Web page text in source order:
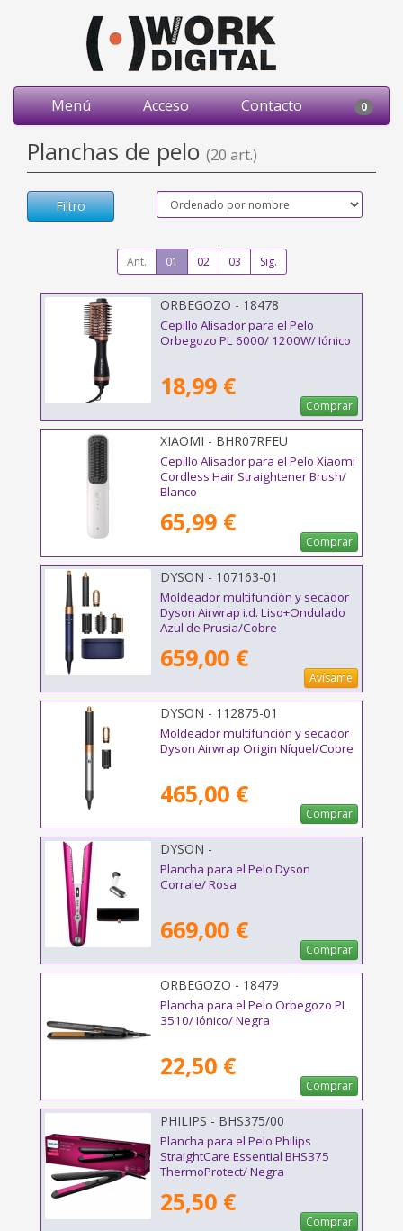
Menú Acceso Contacto 0
Planchas de pelo (20 art.)
Filtro
Ant. 01 02 03 Sig.
ORBEGOZO - 18478
Cepillo Alisador para el Pelo
Orbegozo PL 6000/ 1200W/ Iónico
18,99 €
Comprar
XIAOMI - BHR07RFEU
Cepillo Alisador para el Pelo Xiaomi
Cordless Hair Straightener Brush/
Blanco
65,99 €
Comprar
DYSON - 107163-01
Moldeador multifunción y secador
Dyson Airwrap i.d. Liso+Ondulado
Azul de Prusia/Cobre
659,00 €
Avísame
DYSON - 112875-01
Moldeador multifunción y secador
Dyson Airwrap Origin Níquel/Cobre
465,00 €
Comprar
DYSON -
Plancha para el Pelo Dyson
Corrale/ Rosa
669,00 €
Comprar
ORBEGOZO - 18479
Plancha para el Pelo Orbegozo PL
3510/ Iónico/ Negra
22,50 €
Comprar
PHILIPS - BHS375/00
Plancha para el Pelo Philips
StraightCare Essential BHS375
ThermoProtect/ Negra
25,50 €
Comprar